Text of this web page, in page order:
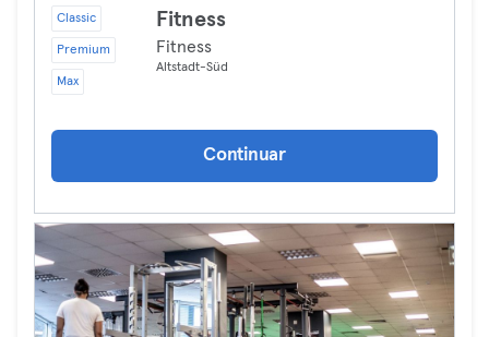
Classic
Premium
Max
Fitness
Fitness
Altstadt-Süd
Continuar